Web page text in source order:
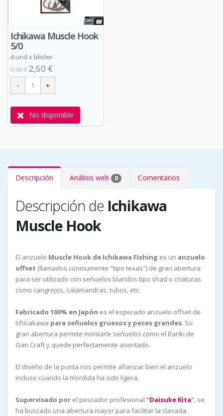
Ichikawa Muscle Hook
5/0
4 und x blister
5,95 € 2,50 €
No disponible
Descripción Análisis web 0 Comentarios
Descripción de Ichikawa
Muscle Hook
El anzuelo Muscle Hook de Ichikawa Fishing es un anzuelo
offset (llamados conmumente "tipo texas") de gran abertura
para ser utilizado con señuelos blandos tipo shad o criaturas
como cangrejos, salamandras, tubos, etc.
Fabricado 100% en Japón es el esperado anzuelo offset de
Ichicakawa para señuelos gruesos y peces grandes. Su
gran abertura permite montarle señuelos como el Bariki de
Gan Craft y quede perfectamente asentado.
El diseño de la punta nos permite afianzar bien el anzuelo
incluso cuando la mordida ha sido ligera.
Supervisado por el pescador profesional "Daisuke Kita", se
ha buscado una abertura mayor para facilitar la clavada.